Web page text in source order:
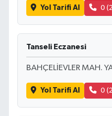
Yol Tarifi Al 0
Tanseli Eczanesi
BAHÇELİEVLER MAH.
Yol Tarifi Al 0
2015
VE TEKNOLOJİ